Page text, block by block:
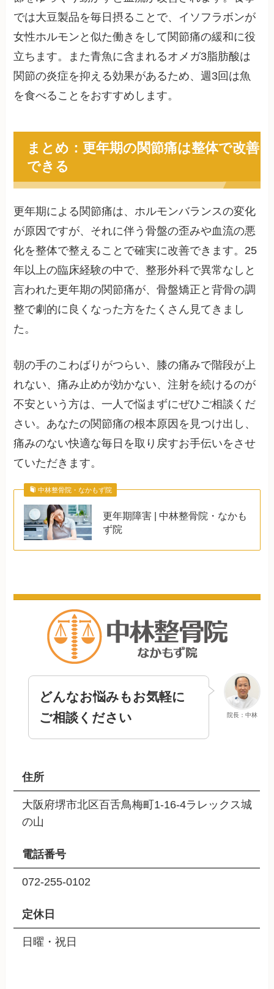
では大豆製品を毎日摂ることで、イソフラボンが
女性ホルモンと似た働きをして関節痛の緩和に役
立ちます。また青魚に含まれるオメガ3脂肪酸は
関節の炎症を抑える効果があるため、週3回は魚
を食べることをおすすめします。
まとめ：更年期の関節痛は整体で改善
できる
更年期による関節痛は、ホルモンバランスの変化
が原因ですが、それに伴う骨盤の歪みや血流の悪
化を整体で整えることで確実に改善できます。25
年以上の臨床経験の中で、整形外科で異常なしと
言われた更年期の関節痛が、骨盤矯正と背骨の調
整で劇的に良くなった方をたくさん見てきまし
た。
朝の手のこわばりがつらい、膝の痛みで階段が上
れない、痛み止めが効かない、注射を続けるのが
不安という方は、一人で悩まずにぜひご相談くだ
さい。あなたの関節痛の根本原因を見つけ出し、
痛みのない快適な毎日を取り戻すお手伝いをさせ
ていただきます。
中林整骨院・なかもず院
更年期障害 | 中林整骨院・なかも
ず院
院長：中林
どんなお悩みもお気軽に
ご相談ください
住所
大阪府堺市北区百舌鳥梅町1-16-4ラレックス城
の山
電話番号
072-255-0102
定休日
日曜・祝日